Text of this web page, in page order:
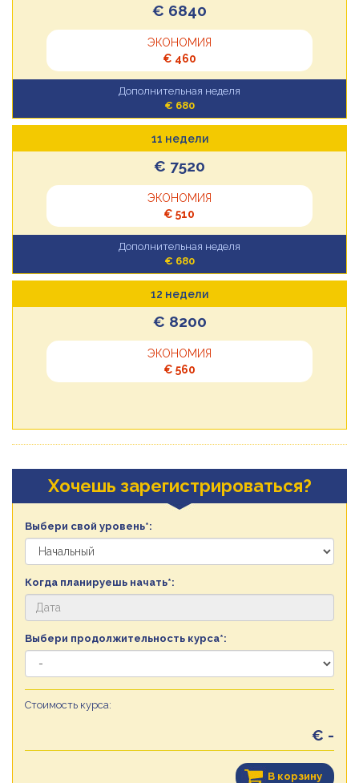
€ 6840
ЭКОНОМИЯ
€ 460
Дополнительная неделя
€ 680
11 недели
€ 7520
ЭКОНОМИЯ
€ 510
Дополнительная неделя
€ 680
12 недели
€ 8200
ЭКОНОМИЯ
€ 560
Хочешь зарегистрироваться?
Выбери свой уровень*:
Когда планируешь начать*:
Выбери продолжительность курса*:
Стоимость курса:
€ -
В корзину